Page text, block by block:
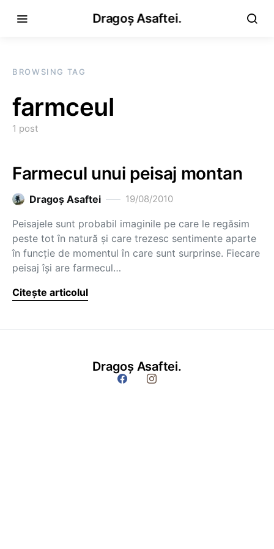
Dragoș Asaftei.
BROWSING TAG
farmceul
1 post
Farmecul unui peisaj montan
Dragoş Asaftei 19/08/2010
Peisajele sunt probabil imaginile pe care le regăsim
peste tot în natură şi care trezesc sentimente aparte
în funcţie de momentul în care sunt surprinse. Fiecare
peisaj îşi are farmecul…
Citește articolul
Dragoș Asaftei.